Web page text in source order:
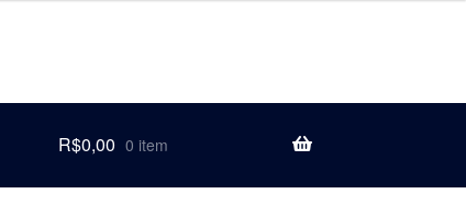
R$0,00 0 item